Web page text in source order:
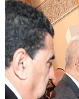
Circuits touristiques
Tourisme
Régions